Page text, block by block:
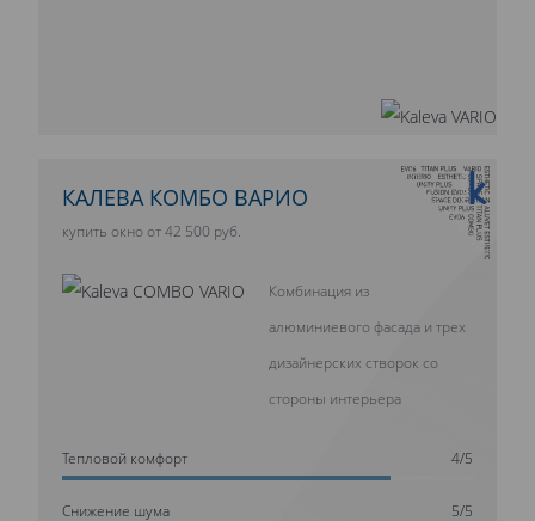
10 ЛЕТ ГАРАНТИИ
КАЛЕВА КОМБО ВАРИО
купить окно от 42 500 руб.
Комбинация из
алюминиевого фасада и трех
дизайнерских створок со
стороны интерьера
Тепловой комфорт 4/5
Cнижение шума 5/5